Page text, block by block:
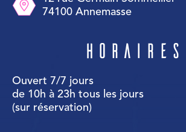
74100 Annemasse
Horaires
Ouvert 7/7 jours
de 10h à 23h tous les jours
(sur réservation)